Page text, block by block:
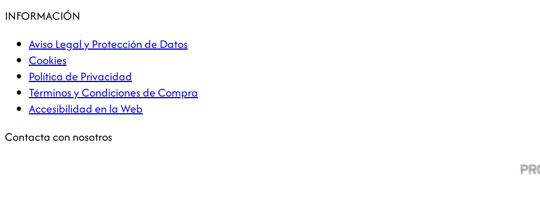
INFORMACIÓN
Aviso Legal y Protección de Datos
Cookies
Política de Privacidad
Términos y Condiciones de Compra
Accesibilidad en la Web
Contacta con nosotros